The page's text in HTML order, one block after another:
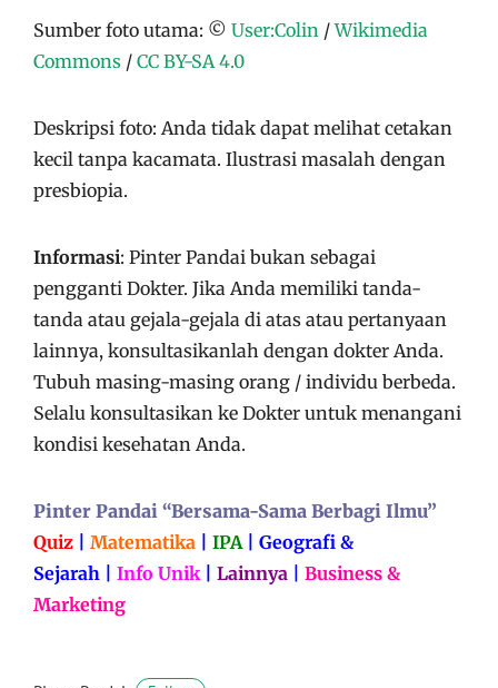
Sumber foto utama: © User:Colin /Wikimedia
Commons / CC BY-SA 4.0
Deskripsi foto: Anda tidak dapat melihat cetakan
kecil tanpa kacamata. Ilustrasi masalah dengan
presbiopia.
Informasi: Pinter Pandai bukan sebagai
pengganti Dokter. Jika Anda memiliki tanda-
tanda atau gejala-gejala di atas atau pertanyaan
lainnya, konsultasikanlah dengan dokter Anda.
Tubuh masing-masing orang / individu berbeda.
Selalu konsultasikan ke Dokter untuk menangani
kondisi kesehatan Anda.
Pinter Pandai “Bersama-Sama Berbagi Ilmu”
Quiz
Matematika IPA| Geografi &
Sejarah
Info Unik Lainnya
Business &
Marketing